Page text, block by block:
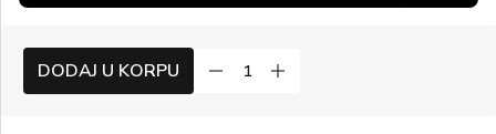
DODAJ U KORPU